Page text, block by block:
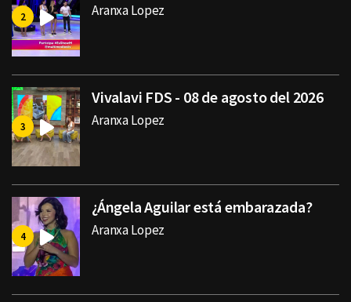
Aranxa Lopez
Vivalavi FDS - 08 de agosto del 2026
Aranxa Lopez
¿Ángela Aguilar está embarazada?
Aranxa Lopez